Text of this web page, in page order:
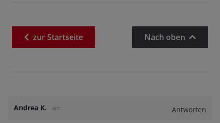
zurStartseite Nach oben
Andrea K. am Antworten